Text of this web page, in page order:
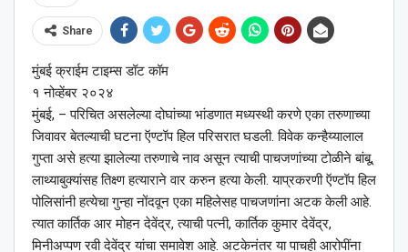
Share
मुंबई क्राईम टाइम्स डॉट कॉम
१ नोव्हेंबर २०२४
मुंबई, – परिचित असलेल्या दोघांच्या भांडणात मध्यस्थी करणे एका तरुणाच्या
जिवावर बेतल्याची घटना ऍण्टॉप हिल परिसरात घडली. विवेक कन्हैय्यालाल
गुप्ता असे हत्या झालेल्या तरुणाचे नाव असून त्याची पाचजणांच्या टोळीने बांबू,
लाथ्याबुक्यांसह तिक्ष्ण हत्याराने वार करुन हत्या केली. याप्रकरणी ऍण्टॉप हिल
पोलिसांनी हत्येचा गुन्हा नोंदवून एका महिलेसह पाचजणांना अटक केली आहे.
त्यात कार्तिक आर मोहन देवेंद्र, त्याची पत्नी, कार्तिक कुमार देवेंद्र,
मिनीअप्पण रवी देवेंद्र यांचा समावेश आहे. अटकेनंतर या पाचही आरोपींना